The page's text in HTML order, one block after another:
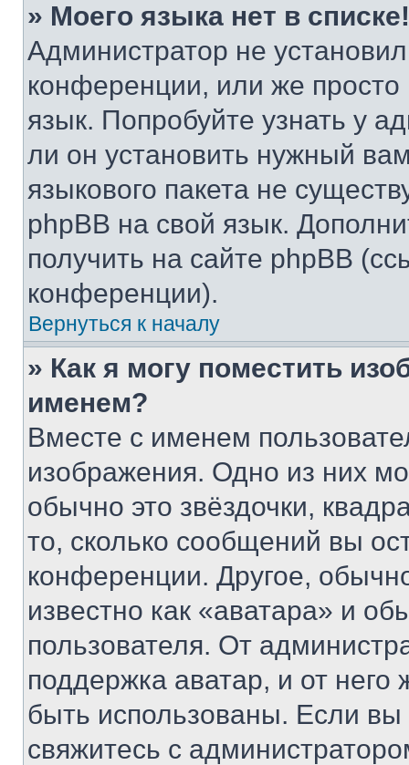
» Моего языка нет в списке!
Администратор не
конференции, или же
язык. Попробуйте узнать у
ли он установить нужный
языкового пакета не
phpBB на свой язык.
получить на сайте phpBB
конференции).
Вернуться к началу
» Как я могу поместить
именем?
Вместе с именем
изображения. Одно из них
обычно это звёздочки,
то, сколько сообщений вы
конференции. Другое,
известно как «аватара» и
пользователя. От
поддержка аватар, и от него
быть использованы. Если
свяжитесь с